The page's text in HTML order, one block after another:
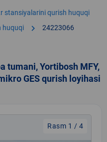
stansiyalarini qurish huquqi
huquqi chevron_right 24223066
tumani, Yortibosh MFY,
GES qurish loyihasi
Rasm 1 / 4